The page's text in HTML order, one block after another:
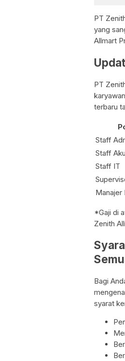
PT
yang
Allmart
PT
terbaru
Staff
Staff
Staff IT
Manajer
*Gaji di
Zenith
Bagi
syarat